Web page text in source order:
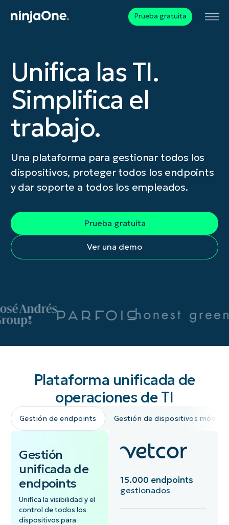
Prueba gratuita
Unifica las TI.
Simplifica el
trabajo.
Una plataforma para gestionar todos los
dispositivos, proteger todos los endpoints
y dar soporte a todos los empleados.
Prueba gratuita
Ver una demo
Plataforma unificada de
operaciones de TI
Gestión de endpoints Gestión de dispositivos móviles
Gestión
unificada de
endpoints
Unifica la visibilidad y el
control de todos los
dispositivos para
15.000 endpoints
gestionados